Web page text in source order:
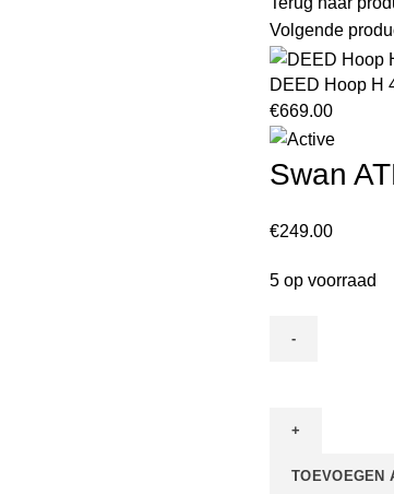
Volgende
DEED Hoop H
€669.00
Swan
€249.00
5 op voorraad
brake
TOEVOEGEN